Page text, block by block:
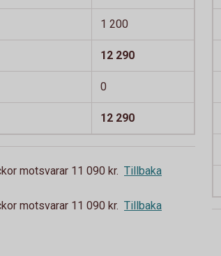
1 200
12 290
0
12 290
motsvarar 11 090 kr. Tillbaka
motsvarar 11 090 kr. Tillbaka